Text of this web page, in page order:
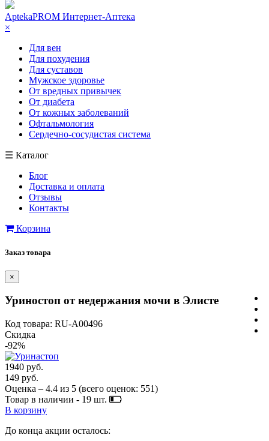
AptekaPROM Интернет-Аптека
×
Для вен
Для похудения
Для суставов
Мужское здоровье
От вредных привычек
От диабета
От кожных заболеваний
Офтальмология
Сердечно-сосудистая система
☰ Каталог
Блог
Доставка и оплата
Отзывы
Контакты
Корзина
Заказ товара
×
Уриностоп от недержания мочи в Элисте
Код товара: RU-A00496
Скидка
-92%
1940 руб.
149 руб.
Оценка – 4.4 из 5 (всего оценок: 551)
Товар в наличии - 19 шт.
В корзину
До конца акции осталось: